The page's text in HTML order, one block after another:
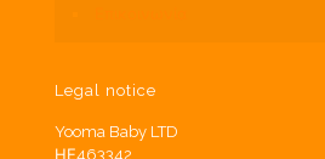
Legal notice
Yooma Baby LTD
ΗΕ463342